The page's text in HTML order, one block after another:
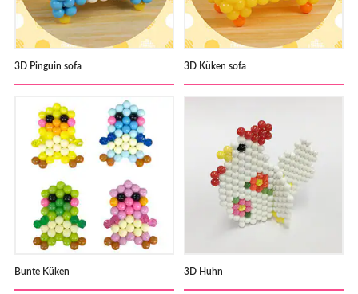
3D Pinguin sofa 3D Küken sofa
Bunte Küken 3D Huhn